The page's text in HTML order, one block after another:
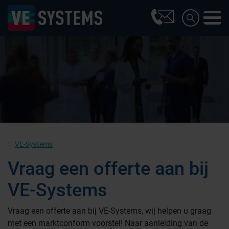
VE-Systems
Vraag een offerte aan bij
VE-Systems
Vraag een offerte aan bij VE-Systems, wij helpen u graag
met een marktconform voorstel! Naar aanleiding van de
Farmaceutische industrie